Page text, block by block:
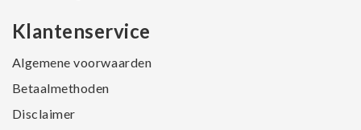
Klantenservice
Algemene voorwaarden
Betaalmethoden
Disclaimer